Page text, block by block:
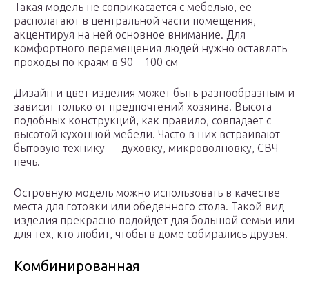
Такая модель не соприкасается с мебелью, ее
располагают в центральной части помещения,
акцентируя на ней основное внимание. Для
комфортного перемещения людей нужно оставлять
проходы по краям в 90—100 см
Дизайн и цвет изделия может быть разнообразным и
зависит только от предпочтений хозяина. Высота
подобных конструкций, как правило, совпадает с
высотой кухонной мебели. Часто в них встраивают
бытовую технику — духовку, микроволновку, СВЧ-
печь.
Островную модель можно использовать в качестве
места для готовки или обеденного стола. Такой вид
изделия прекрасно подойдет для большой семьи или
для тех, кто любит, чтобы в доме собирались друзья.
Комбинированная